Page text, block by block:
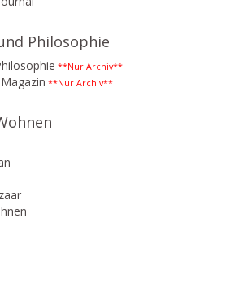
Philosophie
**Nur Archiv**
**Nur Archiv**